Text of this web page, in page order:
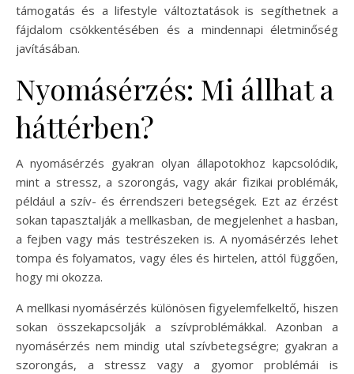
támogatás és a lifestyle változtatások is segíthetnek a
fájdalom csökkentésében és a mindennapi életminőség
javításában.
Nyomásérzés: Mi állhat a
háttérben?
A nyomásérzés gyakran olyan állapotokhoz kapcsolódik,
mint a stressz, a szorongás, vagy akár fizikai problémák,
például a szív- és érrendszeri betegségek. Ezt az érzést
sokan tapasztalják a mellkasban, de megjelenhet a hasban,
a fejben vagy más testrészeken is. A nyomásérzés lehet
tompa és folyamatos, vagy éles és hirtelen, attól függően,
hogy mi okozza.
A mellkasi nyomásérzés különösen figyelemfelkeltő, hiszen
sokan összekapcsolják a szívproblémákkal. Azonban a
nyomásérzés nem mindig utal szívbetegségre; gyakran a
szorongás, a stressz vagy a gyomor problémái is